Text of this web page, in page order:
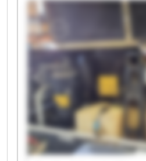
Schulz Spółka z o.o. Bogdan
Bogdan Schulz Spółka z o.o.
Spółka z o.o. Bogdan Schulz
Schulz Spółka z o.o. Bogdan
Bogdan Schulz Spółka z
Spółka z o.o. Bogdan
Schulz Spółka z o.o. Bogdan